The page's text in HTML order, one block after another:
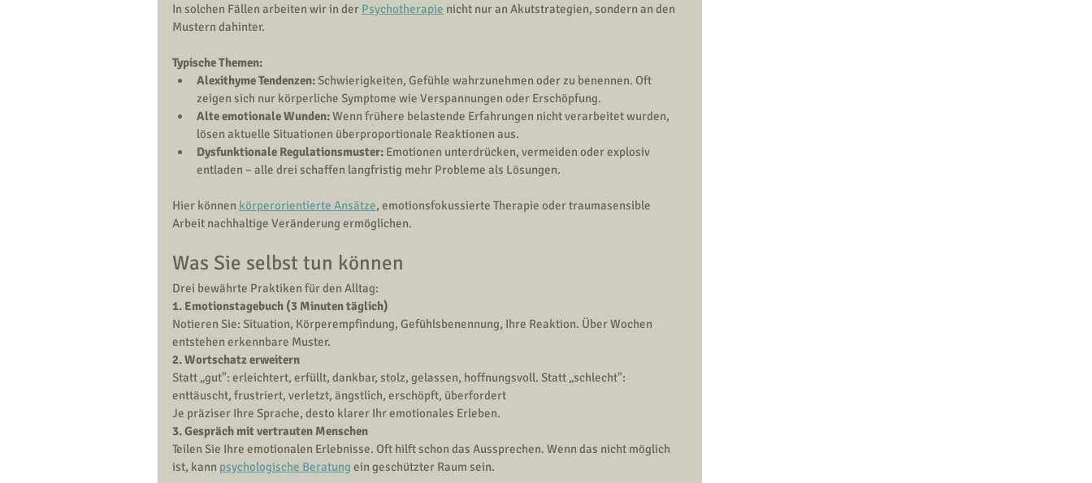
In solchen Fällen arbeiten wir in der Psychotherapie nicht nur an Akutstrategien, sondern an den
Mustern dahinter.
Typische Themen:
Alexithyme Tendenzen: Schwierigkeiten, Gefühle wahrzunehmen oder zu benennen. Oft
zeigen sich nur körperliche Symptome wie Verspannungen oder Erschöpfung.
Alte emotionale Wunden: Wenn frühere belastende Erfahrungen nicht verarbeitet wurden,
lösen aktuelle Situationen überproportionale Reaktionen aus.
Dysfunktionale Regulationsmuster: Emotionen unterdrücken, vermeiden oder explosiv
entladen – alle drei schaffen langfristig mehr Probleme als Lösungen.
Hier können körperorientierte Ansätze, emotionsfokussierte Therapie oder traumasensible
Arbeit nachhaltige Veränderung ermöglichen.
Was Sie selbst tun können
Drei bewährte Praktiken für den Alltag:
1. Emotionstagebuch (3 Minuten täglich)
Notieren Sie: Situation, Körperempfindung, Gefühlsbenennung, Ihre Reaktion. Über Wochen
entstehen erkennbare Muster.
2. Wortschatz erweitern
Statt „gut": erleichtert, erfüllt, dankbar, stolz, gelassen, hoffnungsvoll. Statt „schlecht":
enttäuscht, frustriert, verletzt, ängstlich, erschöpft, überfordert
Je präziser Ihre Sprache, desto klarer Ihr emotionales Erleben.
3. Gespräch mit vertrauten Menschen
Teilen Sie Ihre emotionalen Erlebnisse. Oft hilft schon das Aussprechen. Wenn das nicht möglich
ist, kann psychologische Beratung ein geschützter Raum sein.